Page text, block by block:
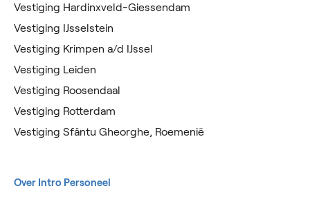
Vestiging Hardinxveld-Giessendam
Vestiging IJsselstein
Vestiging Krimpen a/d IJssel
Vestiging Leiden
Vestiging Roosendaal
Vestiging Rotterdam
Vestiging Sfântu Gheorghe, Roemenië
Over Intro Personeel